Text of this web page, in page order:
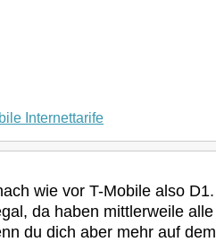
Internettarife
wie vor T-Mobile also
da haben mittlerweile
du dich aber mehr auf